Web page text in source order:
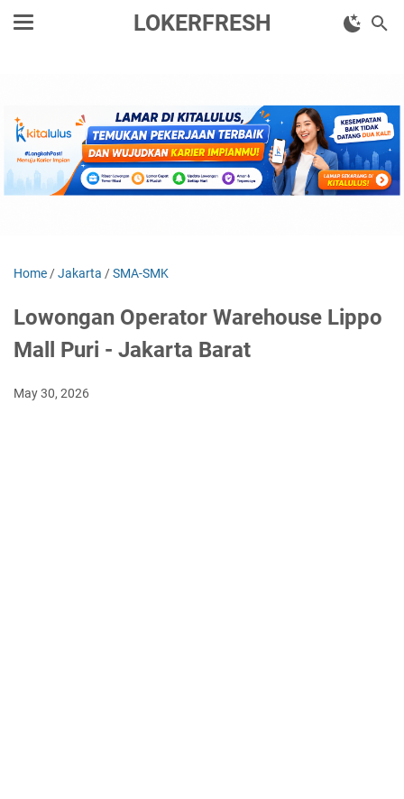
LOKERFRESH
Home /Jakarta /SMA-SMK
Lowongan Operator Warehouse Lippo
Mall Puri - Jakarta Barat
May 30, 2026